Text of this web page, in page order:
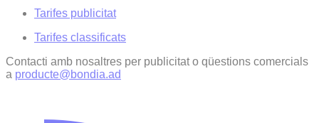
Tarifes publicitat
Tarifes classificats
Contacti amb nosaltres per publicitat o qüestions comercials
a producte@bondia.ad